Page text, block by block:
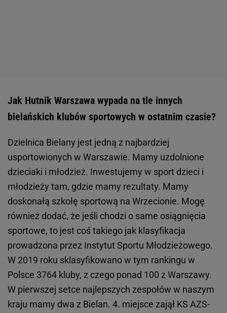
Jak Hutnik Warszawa wypada na tle innych
bielańskich klubów sportowych w ostatnim czasie?
Dzielnica Bielany jest jedną z najbardziej
usportowionych w Warszawie. Mamy uzdolnione
dzieciaki i młodzież. Inwestujemy w sport dzieci i
młodzieży tam, gdzie mamy rezultaty. Mamy
doskonałą szkołę sportową na Wrzecionie. Mogę
również dodać, że jeśli chodzi o same osiągnięcia
sportowe, to jest coś takiego jak klasyfikacja
prowadzona przez Instytut Sportu Młodzieżowego.
W 2019 roku sklasyfikowano w tym rankingu w
Polsce 3764 kluby, z czego ponad 100 z Warszawy.
W pierwszej setce najlepszych zespołów w naszym
kraju mamy dwa z Bielan. 4. miejsce zajął KS AZS-